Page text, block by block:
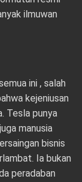
ilmuwan
ini , salah
kejeniusan
Tesla punya
manusia
bisnis
Ia bukan
peradaban